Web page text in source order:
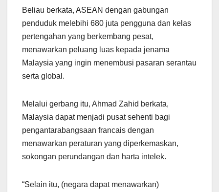
Beliau berkata, ASEAN dengan gabungan
penduduk melebihi 680 juta pengguna dan kelas
pertengahan yang berkembang pesat,
menawarkan peluang luas kepada jenama
Malaysia yang ingin menembusi pasaran serantau
serta global.
Melalui gerbang itu, Ahmad Zahid berkata,
Malaysia dapat menjadi pusat sehenti bagi
pengantarabangsaan francais dengan
menawarkan peraturan yang diperkemaskan,
sokongan perundangan dan harta intelek.
“Selain itu, (negara dapat menawarkan)